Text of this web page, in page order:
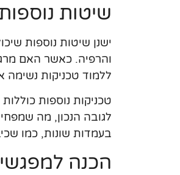
שיטות
ישנן שיטות נוספות
והרפיה. כאשר האם
ללמוד טכניקות נשימה
טכניקות נוספות
לגובה הנכון, מה
בעמדות שונות, כמו
הכנה